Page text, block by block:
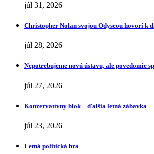
júl 31, 2026
Christopher Nolan svojou Odyseou hovorí k
júl 28, 2026
Nepotrebujeme novú ústavu, ale povedomie
júl 27, 2026
Konzervatívny blok – ďalšia letná zábavka
júl 23, 2026
Letná politická hra